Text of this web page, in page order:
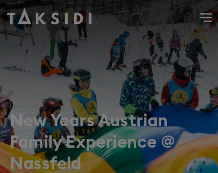
New Years Austrian
Family Experience @
Nassfeld
Wyjazd do Austrii na narty i snowboard do Nassfeld,